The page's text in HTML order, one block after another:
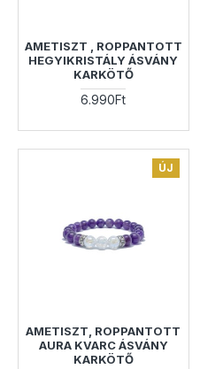
AMETISZT , ROPPANTOTT
HEGYIKRISTÁLY ÁSVÁNY
KARKÖTŐ
6.990Ft
ÚJ
AMETISZT, ROPPANTOTT
AURA KVARC ÁSVÁNY
KARKÖTŐ